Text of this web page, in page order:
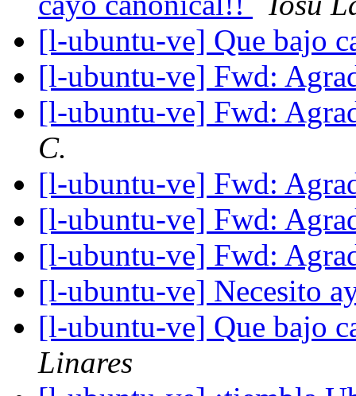
[l-ubuntu-ve] Que bajo
[l-ubuntu-ve] Fwd:
[l-ubuntu-ve] Fwd:
C.
[l-ubuntu-ve] Fwd:
[l-ubuntu-ve] Fwd:
[l-ubuntu-ve] Fwd:
[l-ubuntu-ve] Necesito
[l-ubuntu-ve] Que bajo
Linares